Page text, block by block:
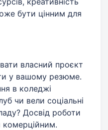
бути цінним для
власний проєкт
у вашому резюме.
в коледжі
чи вели соціальні
Досвід роботи
комерційним.